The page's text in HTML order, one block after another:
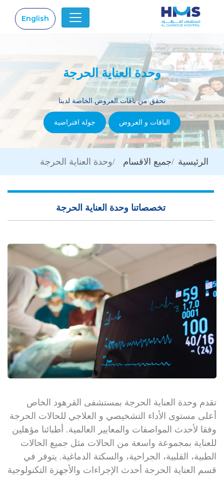
English
وحدة العناية الحرجة
تحقق من باقات العروض الخاصة لدينا
الباقات و العروض جولة افتراضية
الرئيسية جميع الاقسام وحدة العناية الحرجة
تخصصاتنا وحدة العناية الحرجة
تقدم وحدة العناية الحرجة بمستشفى القرهود الخاص
أعلى مستوى الأداء التشخيصي و العلاجي للحالات الحرجة
وفقا لأحدث المواصفات والمعايير العالمية. أطبائنا مؤهلين
للعناية بمجموعة واسعة من الحالات مثل جميع الحالات
الطبية، القلبية، الجراحية، والسكتة الدماغية. يتوفر في
قسم العناية الحرجة أحدث الإجراءات والأجهزة التكنولوجية